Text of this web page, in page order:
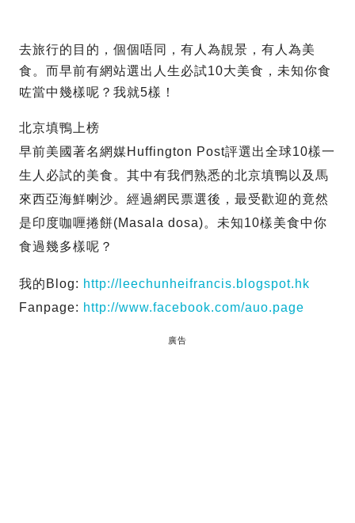
去旅行的目的，個個唔同，有人為靚景，有人為美
食。而早前有網站選出人生必試10大美食，未知你食
咗當中幾樣呢？我就5樣！
北京填鴨上榜
早前美國著名網媒Huffington Post評選出全球10樣一
生人必試的美食。其中有我們熟悉的北京填鴨以及馬
來西亞海鮮喇沙。經過網民票選後，最受歡迎的竟然
是印度咖喱捲餅(Masala dosa)。未知10樣美食中你
食過幾多樣呢？
我的Blog: http://leechunheifrancis.blogspot.hk
Fanpage: http://www.facebook.com/auo.page
廣告